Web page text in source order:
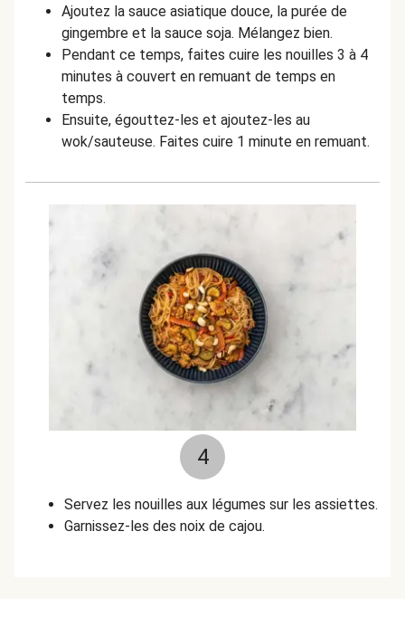
Ajoutez la sauce asiatique douce, la purée de
gingembre et la sauce soja. Mélangez bien.
Pendant ce temps, faites cuire les nouilles 3 à 4
minutes à couvert en remuant de temps en
temps.
Ensuite, égouttez-les et ajoutez-les au
wok/sauteuse. Faites cuire 1 minute en remuant.
4
Servez les nouilles aux légumes sur les assiettes.
Garnissez-les des noix de cajou.